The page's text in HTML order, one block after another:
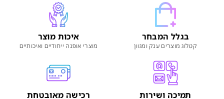
בגלל המבחר
קטלוג מוצרים ענק ומגוון
איכות מוצר
מוצרי אופנה ייחודיים ואיכותיים
תמיכה ושירות רכישה מאובטחת